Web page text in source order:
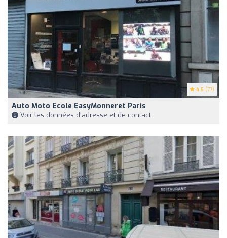
4.5 (77)
Auto Moto Ecole EasyMonneret Paris
Voir les données d'adresse et de contact